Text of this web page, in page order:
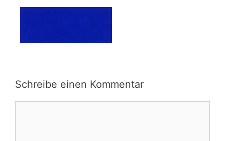
Schreibe einen Kommentar